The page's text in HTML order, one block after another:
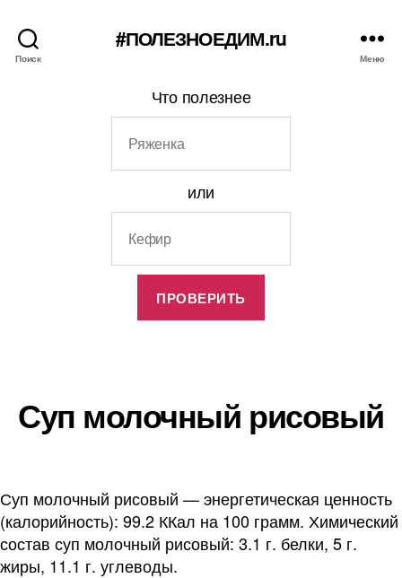
Поиск
#ПОЛЕЗНОЕДИМ.ru
Меню
Что полезнее
или
Суп молочный рисовый
Суп молочный рисовый — энергетическая ценность
(калорийность): 99.2 ККал на 100 грамм. Химический
состав суп молочный рисовый: 3.1 г. белки, 5 г.
жиры, 11.1 г. углеводы.